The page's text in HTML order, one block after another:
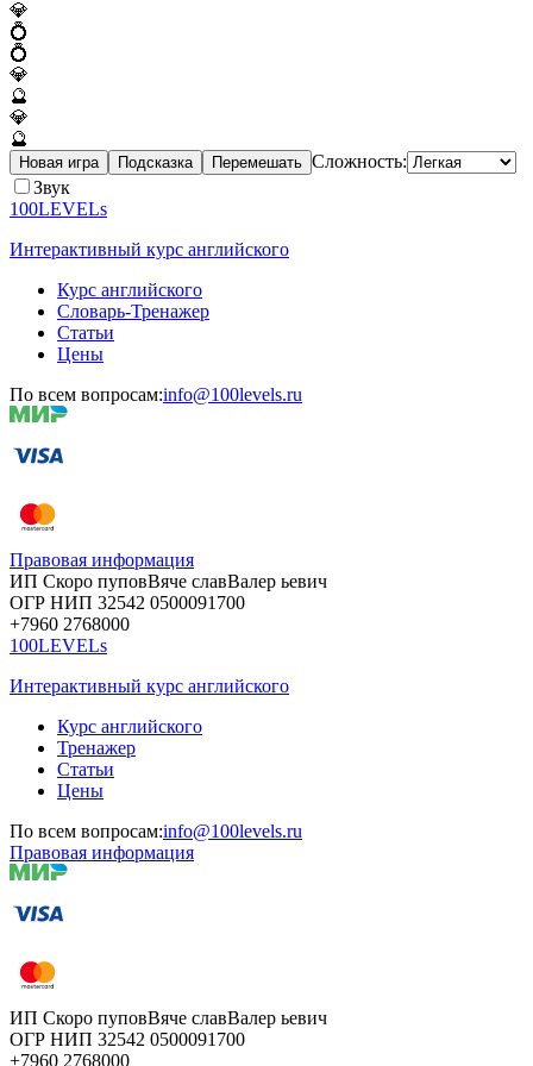
💎
💍
💍
💎
🔮
💎
🔮
Новая игра Подсказка Перемешать Сложность:
Звук
100LEVELs
Интерактивный курс английского
Курс английского
Словарь-Тренажер
Статьи
Цены
По всем вопросам:info@100levels.ru
Правовая информация
ИП Скоро пуповВяче славВалер ьевич
ОГР НИП 32542 0500091700
+7960 2768000
100LEVELs
Интерактивный курс английского
Курс английского
Тренажер
Статьи
Цены
По всем вопросам:info@100levels.ru
Правовая информация
ИП Скоро пуповВяче славВалер ьевич
ОГР НИП 32542 0500091700
+7960 2768000